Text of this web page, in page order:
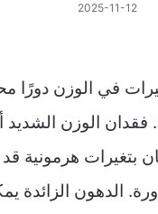
2025-11-12
في الوزن دورًا
فقدان الوزن الشديد
بتغيرات هرمونية
الدهون الزائدة